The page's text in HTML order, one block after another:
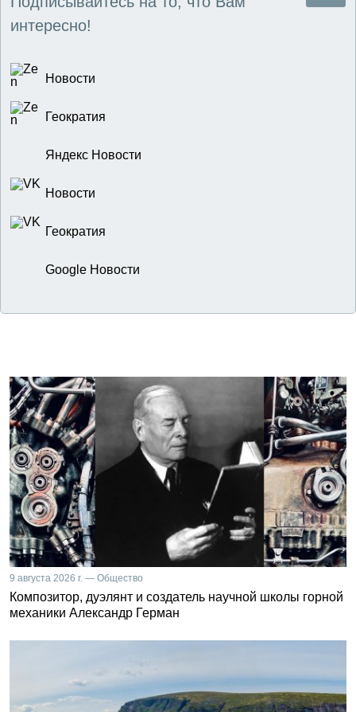
интересно!
Новости
Геократия
Яндекс Новости
Новости
Геократия
Google Новости
9 августа 2026 г. — Общество
Композитор, дуэлянт и создатель научной школы горной
механики Александр Герман